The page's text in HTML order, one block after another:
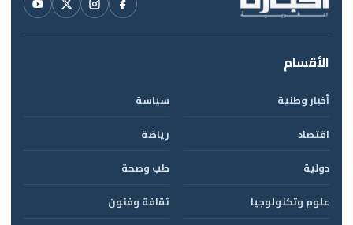
الأقسام
أخبار وطنية
سياسة
اقتصاد
رياضة
دولية
طب وصحة
علوم وتكنولوجيا
ثقافة وفنون